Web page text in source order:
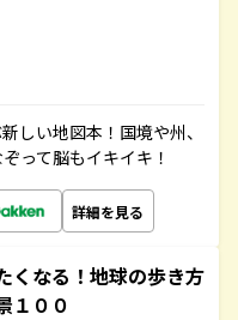
しい地図本！国境や州、
って脳もイキイキ！
詳細を見る
くなる！地球の歩き方
１００